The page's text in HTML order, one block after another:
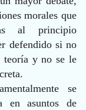
morales que
al principio
defendido si no
teoría y no se le
se
en asuntos de